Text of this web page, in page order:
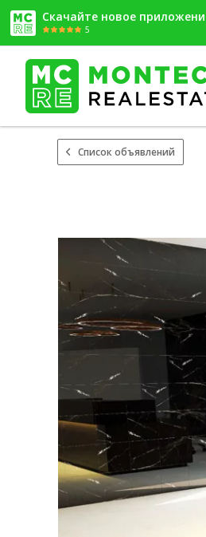
Скачайте новое
5
Список объявлений